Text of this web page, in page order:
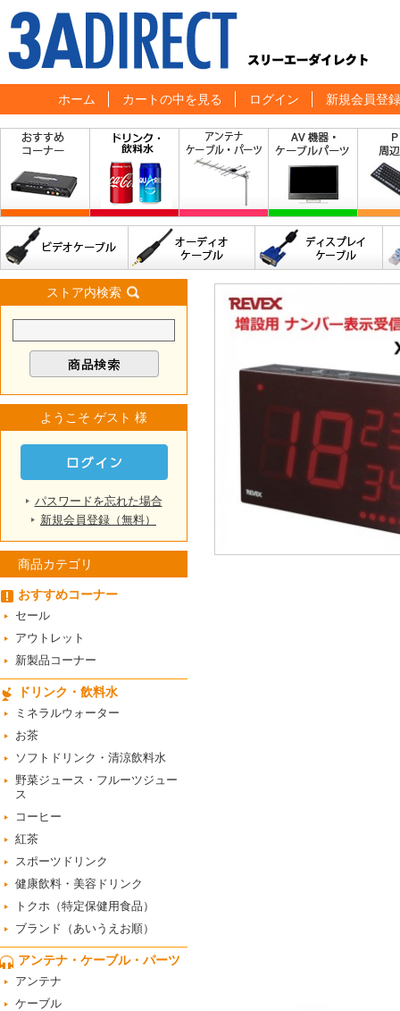
ホーム カートの中を見る ログイン 新規会員登録
ストア内検索
ようこそ ゲスト 様
パスワードを忘れた場合
新規会員登録（無料）
商品カテゴリ
おすすめコーナー
セール
アウトレット
新製品コーナー
ドリンク・飲料水
ミネラルウォーター
お茶
ソフトドリンク・清涼飲料水
野菜ジュース・フルーツジュー
ス
コーヒー
紅茶
スポーツドリンク
健康飲料・美容ドリンク
トクホ（特定保健用食品）
ブランド（あいうえお順）
アンテナ・ケーブル・パーツ
アンテナ
ケーブル